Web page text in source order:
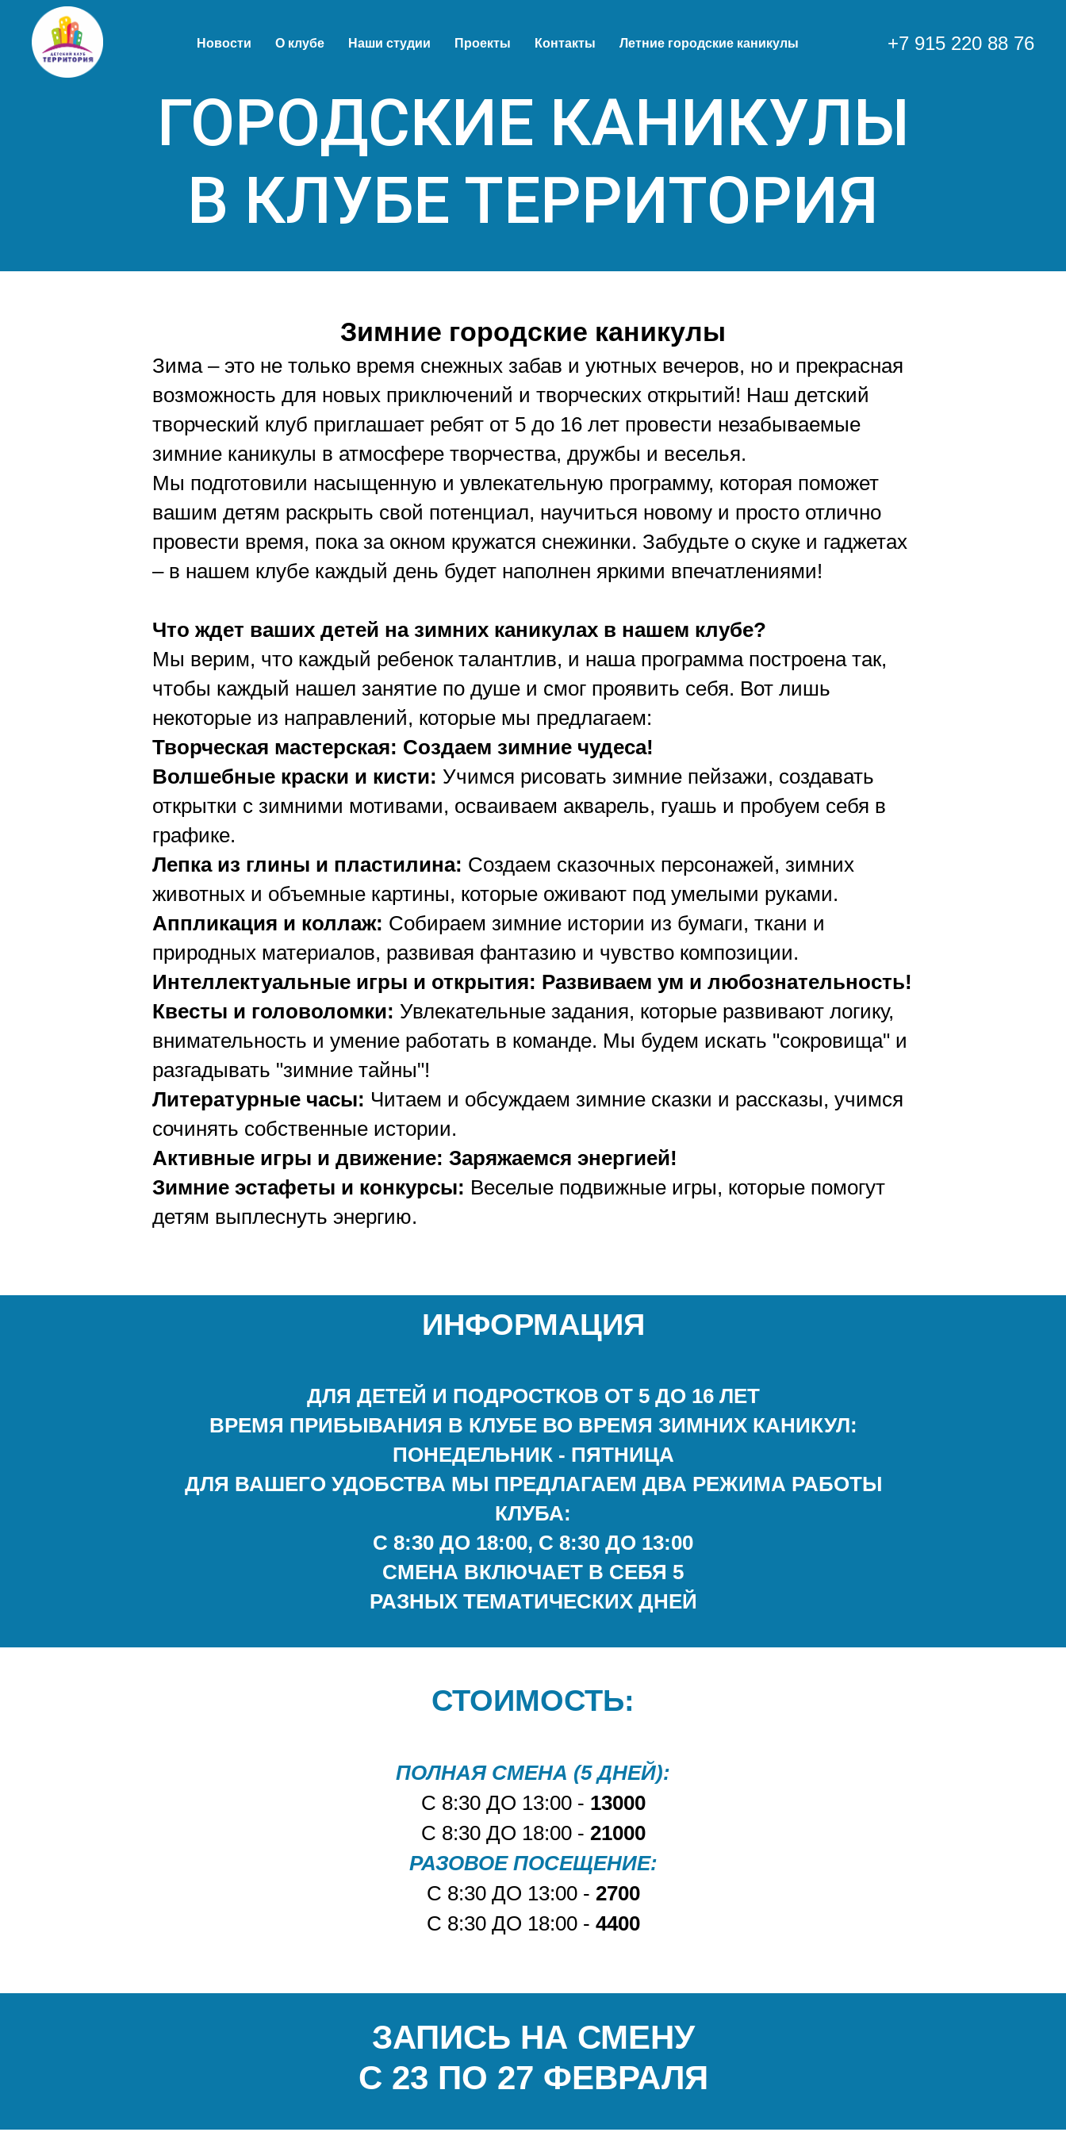
Новости О клубе Наши студии Проекты Контакты Летние городские каникулы +7 915 220 88 76
ГОРОДСКИЕ КАНИКУЛЫ
В КЛУБЕ ТЕРРИТОРИЯ
Зимние городские каникулы
Зима – это не только время снежных забав и уютных вечеров, но и прекрасная
возможность для новых приключений и творческих открытий! Наш детский
творческий клуб приглашает ребят от 5 до 16 лет провести незабываемые
зимние каникулы в атмосфере творчества, дружбы и веселья.
Мы подготовили насыщенную и увлекательную программу, которая поможет
вашим детям раскрыть свой потенциал, научиться новому и просто отлично
провести время, пока за окном кружатся снежинки. Забудьте о скуке и гаджетах
– в нашем клубе каждый день будет наполнен яркими впечатлениями!
Что ждет ваших детей на зимних каникулах в нашем клубе?
Мы верим, что каждый ребенок талантлив, и наша программа построена так,
чтобы каждый нашел занятие по душе и смог проявить себя. Вот лишь
некоторые из направлений, которые мы предлагаем:
Творческая мастерская: Создаем зимние чудеса!
Волшебные краски и кисти: Учимся рисовать зимние пейзажи, создавать
открытки с зимними мотивами, осваиваем акварель, гуашь и пробуем себя в
графике.
Лепка из глины и пластилина: Создаем сказочных персонажей, зимних
животных и объемные картины, которые оживают под умелыми руками.
Аппликация и коллаж: Собираем зимние истории из бумаги, ткани и
природных материалов, развивая фантазию и чувство композиции.
Интеллектуальные игры и открытия: Развиваем ум и любознательность!
Квесты и головоломки: Увлекательные задания, которые развивают логику,
внимательность и умение работать в команде. Мы будем искать "сокровища" и
разгадывать "зимние тайны"!
Литературные часы: Читаем и обсуждаем зимние сказки и рассказы, учимся
сочинять собственные истории.
Активные игры и движение: Заряжаемся энергией!
Зимние эстафеты и конкурсы: Веселые подвижные игры, которые помогут
детям выплеснуть энергию.
ИНФОРМАЦИЯ
ДЛЯ ДЕТЕЙ И ПОДРОСТКОВ ОТ 5 ДО 16 ЛЕТ
ВРЕМЯ ПРИБЫВАНИЯ В КЛУБЕ ВО ВРЕМЯ ЗИМНИХ КАНИКУЛ:
ПОНЕДЕЛЬНИК - ПЯТНИЦА
ДЛЯ ВАШЕГО УДОБСТВА МЫ ПРЕДЛАГАЕМ ДВА РЕЖИМА РАБОТЫ
КЛУБА:
С 8:30 ДО 18:00, С 8:30 ДО 13:00
СМЕНА ВКЛЮЧАЕТ В СЕБЯ 5
РАЗНЫХ ТЕМАТИЧЕСКИХ ДНЕЙ
СТОИМОСТЬ:
ПОЛНАЯ СМЕНА (5 ДНЕЙ):
С 8:30 ДО 13:00 - 13000
С 8:30 ДО 18:00 - 21000
РАЗОВОЕ ПОСЕЩЕНИЕ:
С 8:30 ДО 13:00 - 2700
С 8:30 ДО 18:00 - 4400
ЗАПИСЬ НА СМЕНУ
С 23 ПО 27 ФЕВРАЛЯ